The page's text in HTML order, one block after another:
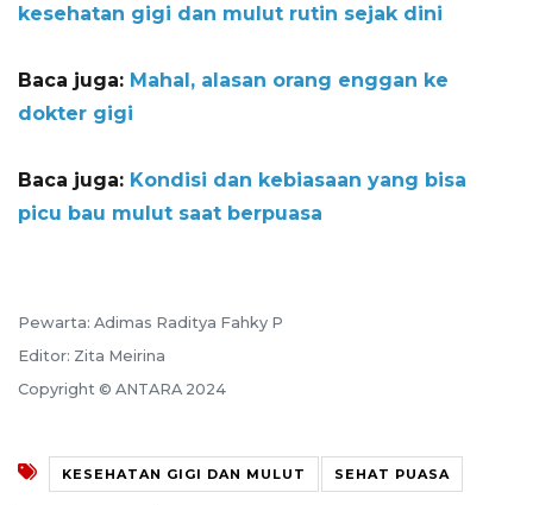
kesehatan gigi dan mulut rutin sejak dini
Baca juga: Mahal, alasan orang enggan ke
dokter gigi
Baca juga: Kondisi dan kebiasaan yang bisa
picu bau mulut saat berpuasa
Pewarta: Adimas Raditya Fahky P
Editor: Zita Meirina
Copyright © ANTARA 2024
KESEHATAN GIGI DAN MULUT SEHAT PUASA